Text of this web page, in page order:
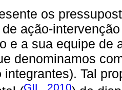
os
ação-
e a sua equipe de
denominamos
integrantes). Tal
GIL, 2010